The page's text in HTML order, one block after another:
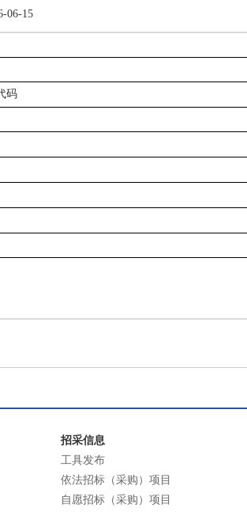
06-15
码
招采信息
工具发布
依法招标（采购）项目
自愿招标（采购）项目